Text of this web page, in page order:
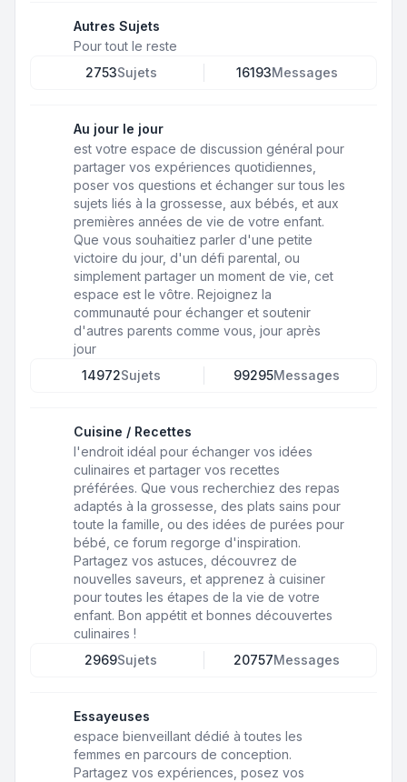
Autres Sujets
Pour tout le reste
2753Sujets 16193Messages
Au jour le jour
est votre espace de discussion général pour
partager vos expériences quotidiennes,
poser vos questions et échanger sur tous les
sujets liés à la grossesse, aux bébés, et aux
premières années de vie de votre enfant.
Que vous souhaitiez parler d'une petite
victoire du jour, d'un défi parental, ou
simplement partager un moment de vie, cet
espace est le vôtre. Rejoignez la
communauté pour échanger et soutenir
d'autres parents comme vous, jour après
jour
14972Sujets 99295Messages
Cuisine / Recettes
l'endroit idéal pour échanger vos idées
culinaires et partager vos recettes
préférées. Que vous recherchiez des repas
adaptés à la grossesse, des plats sains pour
toute la famille, ou des idées de purées pour
bébé, ce forum regorge d'inspiration.
Partagez vos astuces, découvrez de
nouvelles saveurs, et apprenez à cuisiner
pour toutes les étapes de la vie de votre
enfant. Bon appétit et bonnes découvertes
culinaires !
2969Sujets 20757Messages
Essayeuses
espace bienveillant dédié à toutes les
femmes en parcours de conception.
Partagez vos expériences, posez vos